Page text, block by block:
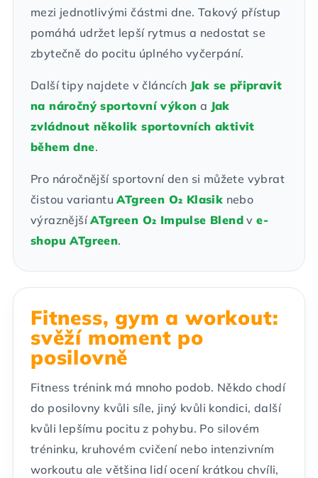
mezi jednotlivými částmi dne. Takový přístup
pomáhá udržet lepší rytmus a nedostat se
zbytečně do pocitu úplného vyčerpání.
Další tipy najdete v článcích Jak se připravit
na náročný sportovní výkon a Jak
zvládnout několik sportovních aktivit
během dne.
Pro náročnější sportovní den si můžete vybrat
čistou variantuATgreen O₂ Klasik nebo
výraznějšíATgreen O₂ Impulse Blend ve-
shopu ATgreen.
Fitness, gym a workout:
svěží moment po
posilovně
Fitness trénink má mnoho podob. Někdo chodí
do posilovny kvůli síle, jiný kvůli kondici, další
kvůli lepšímu pocitu z pohybu. Po silovém
tréninku, kruhovém cvičení nebo intenzivním
workoutu ale většina lidí ocení krátkou chvíli,